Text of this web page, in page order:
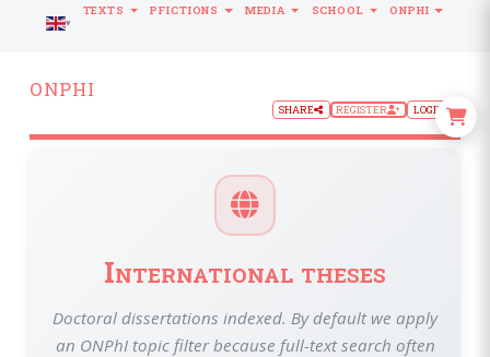
ONPHI
SHARE REGISTER LOGIN
International theses
Doctoral dissertations indexed. By default we apply
an ONPhI topic filter because full-text search often
LANGUAGE
TEXTS PFICTIONS MEDIA SCHOOL ONPHI